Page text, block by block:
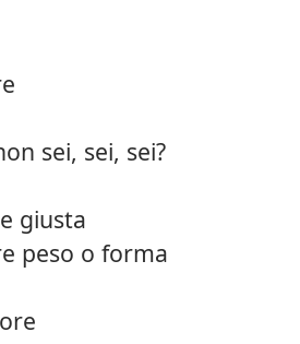
sei, sei, sei?
giusta
peso o forma